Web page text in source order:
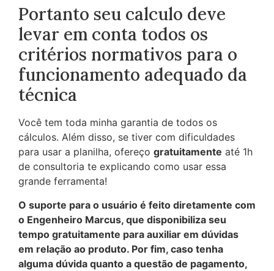
Portanto seu calculo deve
levar em conta todos os
critérios normativos para o
funcionamento adequado da
técnica
Você tem toda minha garantia de todos os
cálculos. Além disso, se tiver com dificuldades
para usar a planilha, ofereço gratuitamente até 1h
de consultoria te explicando como usar essa
grande ferramenta!
O suporte para o usuário é feito diretamente com
o Engenheiro Marcus, que disponibiliza seu
tempo gratuitamente para auxiliar em dúvidas
em relação ao produto. Por fim, caso tenha
alguma dúvida quanto a questão de pagamento,